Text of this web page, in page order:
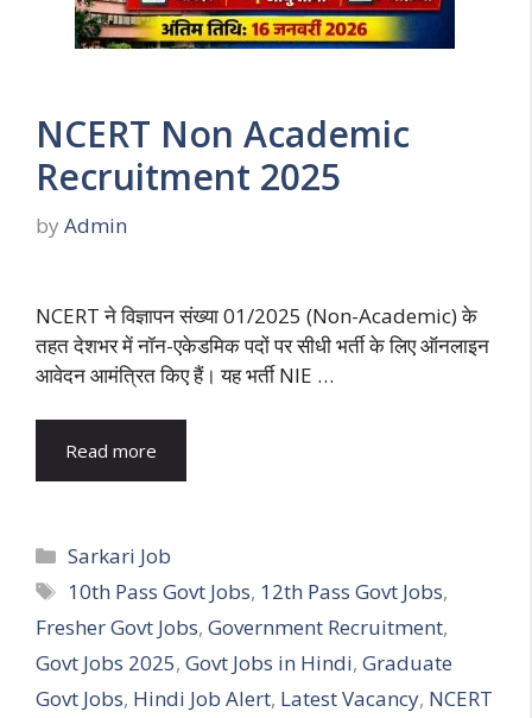
NCERT Non Academic
Recruitment 2025
by Admin
NCERT ने विज्ञापन संख्या 01/2025 (Non-Academic) के
तहत देशभर में नॉन-एकेडमिक पदों पर सीधी भर्ती के लिए ऑनलाइन
आवेदन आमंत्रित किए हैं। यह भर्ती NIE …
Read more
Categories
Sarkari Job
Tags
10th Pass Govt Jobs, 12th Pass Govt Jobs,
Fresher Govt Jobs, Government Recruitment,
Govt Jobs 2025, Govt Jobs in Hindi, Graduate
Govt Jobs, Hindi Job Alert, Latest Vacancy, NCERT